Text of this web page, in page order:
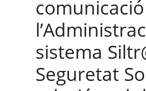
sistema
Seguretat